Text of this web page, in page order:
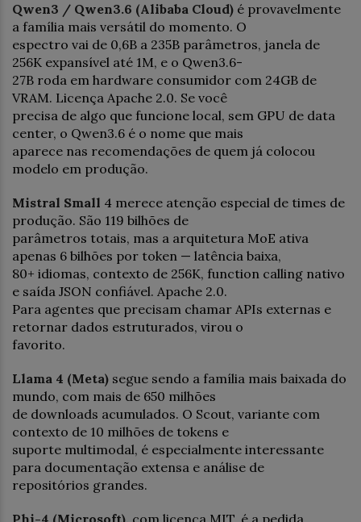
Qwen3 / Qwen3.6 (Alibaba Cloud) é provavelmente
a família mais versátil do momento. O
espectro vai de 0,6B a 235B parâmetros, janela de
256K expansível até 1M, e o Qwen3.6-
27B roda em hardware consumidor com 24GB de
VRAM. Licença Apache 2.0. Se você
precisa de algo que funcione local, sem GPU de data
center, o Qwen3.6 é o nome que mais
aparece nas recomendações de quem já colocou
modelo em produção.
Mistral Small 4 merece atenção especial de times de
produção. São 119 bilhões de
parâmetros totais, mas a arquitetura MoE ativa
apenas 6 bilhões por token — latência baixa,
80+ idiomas, contexto de 256K, function calling nativo
e saída JSON confiável. Apache 2.0.
Para agentes que precisam chamar APIs externas e
retornar dados estruturados, virou o
favorito.
Llama 4 (Meta) segue sendo a família mais baixada do
mundo, com mais de 650 milhões
de downloads acumulados. O Scout, variante com
contexto de 10 milhões de tokens e
suporte multimodal, é especialmente interessante
para documentação extensa e análise de
repositórios grandes.